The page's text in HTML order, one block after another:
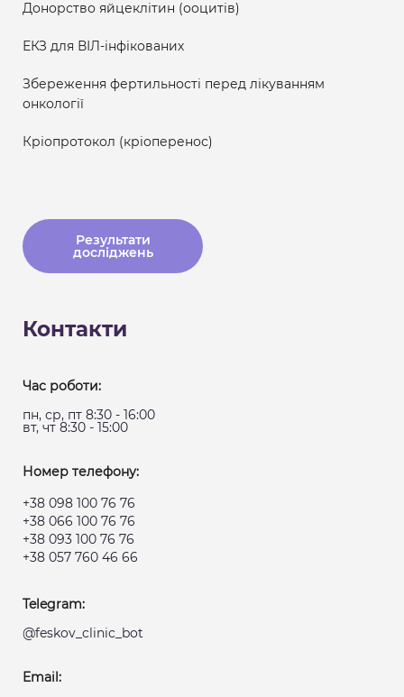
Донорство яйцеклітин (ооцитів)
ЕКЗ для ВІЛ-інфікованих
Збереження фертильності перед лікуванням
онкології
Кріопротокол (кріоперенос)
Результати
досліджень
Контакти
Час роботи:
пн, ср, пт 8:30 - 16:00
вт, чт 8:30 - 15:00
Номер телефону:
+38 098 100 76 76
+38 066 100 76 76
+38 093 100 76 76
+38 057 760 46 66
Telegram:
@feskov_clinic_bot
Email: